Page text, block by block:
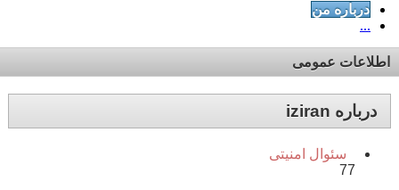
درباره من
...
اطلاعات عمومی
درباره iziran
سئوال امنیتی
77